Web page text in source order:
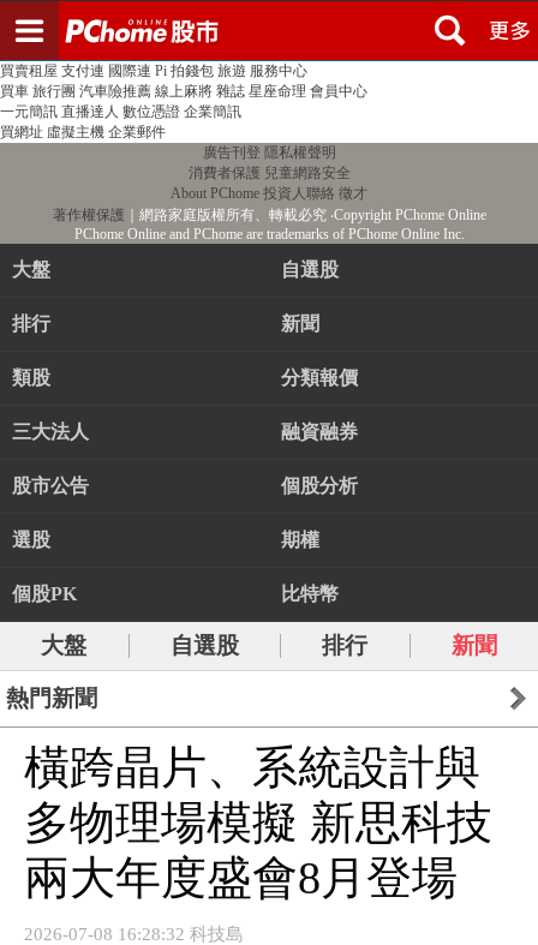
PChome首頁 線上購物 24h購物 書店
買賣租屋 支付連 國際連 Pi 拍錢包 旅遊 服務中心
買車 旅行團 汽車險推薦 線上麻將 雜誌 星座命理 會員中心
一元簡訊 直播達人 數位憑證 企業簡訊
買網址 虛擬主機 企業郵件
廣告刊登 隱私權聲明
消費者保護 兒童網路安全
About PChome 投資人聯絡 徵才
著作權保護 ｜網路家庭版權所有、轉載必究‧Copyright PChome Online
PChome Online and PChome are trademarks of PChome Online Inc.
大盤 自選股
排行 新聞
類股 分類報價
三大法人 融資融券
股市公告 個股分析
選股 期權
個股PK 比特幣
大盤 自選股 排行 新聞
熱門新聞
橫跨晶片、系統設計與
多物理場模擬 新思科技
兩大年度盛會8月登場
2026-07-08 16:28:32 科技島